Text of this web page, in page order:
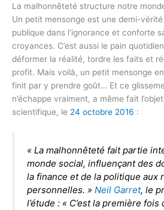
La malhonnêteté structure notre
Un petit mensonge est une demi-vérité
publique dans l’ignorance et conforte
croyances. C’est aussi le pain
déformer la réalité, tordre les faits et
profit. Mais voilà, un petit mensonge
finit par y prendre goût… Et ce
n’échappe vraiment, a même fait
scientifique, le 24 octobre 2016 :
« La malhonnêteté fait partie
monde social, influençant des
la finance et de la politique aux
personnelles. » Neil Garret, le
l’étude : « C’est la première fois